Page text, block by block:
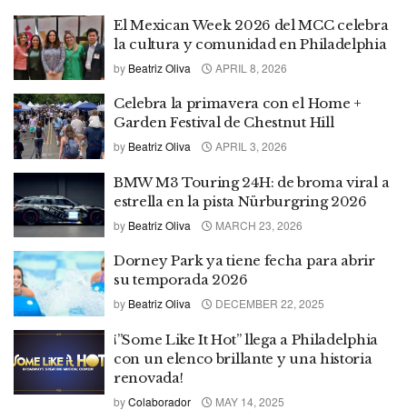
El Mexican Week 2026 del MCC celebra
la cultura y comunidad en Philadelphia
by Beatriz Oliva APRIL 8, 2026
Celebra la primavera con el Home +
Garden Festival de Chestnut Hill
by Beatriz Oliva APRIL 3, 2026
BMW M3 Touring 24H: de broma viral a
estrella en la pista Nürburgring 2026
by Beatriz Oliva MARCH 23, 2026
Dorney Park ya tiene fecha para abrir
su temporada 2026
by Beatriz Oliva DECEMBER 22, 2025
¡”Some Like It Hot” llega a Philadelphia
con un elenco brillante y una historia
renovada!
byColaborador MAY 14, 2025